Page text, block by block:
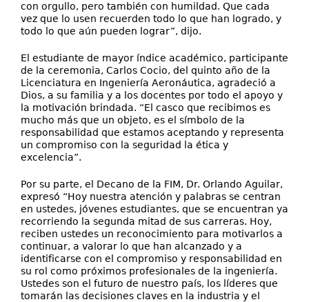
con orgullo, pero también con humildad. Que cada
vez que lo usen recuerden todo lo que han logrado, y
todo lo que aún pueden lograr”, dijo.
El estudiante de mayor índice académico, participante
de la ceremonia, Carlos Cocio, del quinto año de la
Licenciatura en Ingeniería Aeronáutica, agradeció a
Dios, a su familia y a los docentes por todo el apoyo y
la motivación brindada. “El casco que recibimos es
mucho más que un objeto, es el símbolo de la
responsabilidad que estamos aceptando y representa
un compromiso con la seguridad la ética y
excelencia”.
Por su parte, el Decano de la FIM, Dr. Orlando Aguilar,
expresó “Hoy nuestra atención y palabras se centran
en ustedes, jóvenes estudiantes, que se encuentran ya
recorriendo la segunda mitad de sus carreras. Hoy,
reciben ustedes un reconocimiento para motivarlos a
continuar, a valorar lo que han alcanzado y a
identificarse con el compromiso y responsabilidad en
su rol como próximos profesionales de la ingeniería.
Ustedes son el futuro de nuestro país, los líderes que
tomarán las decisiones claves en la industria y el